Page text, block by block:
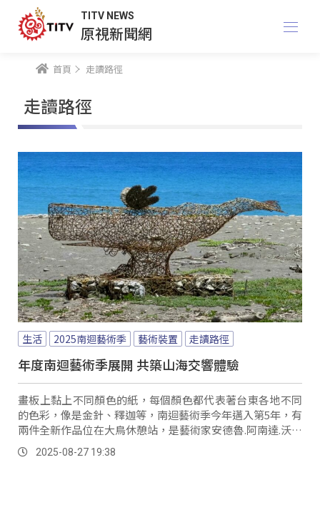
TITV NEWS
原視新聞網
首頁 走讀路徑
走讀路徑
生活 2025南迴藝術季 藝術裝置 走讀路徑
年度南迴藝術季展開 共築山海交響體驗
畫板上黏上不同顏色的紙，每個顏色都代表著台東各地不同
的色彩，像是金針、釋迦等，南迴藝術季今年邁入第5年，有
兩件全新作品位在大鳥休憩站，是藝術家安德魯.阿南達.沃格
爾與大鳥部落一起完成；另一件「成為山的形狀」則在金峰
鄉正興衛生站前，是藝術家安君實與正興部落的共創。
2025-08-27 19:38